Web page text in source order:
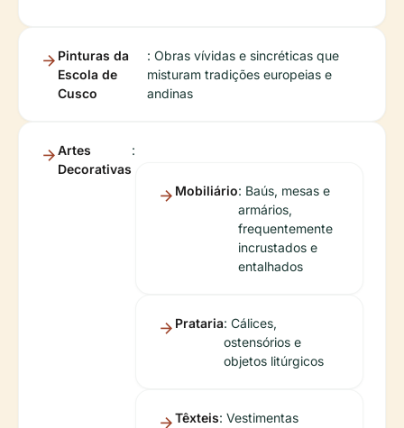
Pinturas da
Escola de
Cusco
: Obras vívidas e sincréticas que
misturam tradições europeias e
andinas
Artes
Decorativas
:
Mobiliário: Baús, mesas e
armários,
frequentemente
incrustados e
entalhados
Prataria: Cálices,
ostensórios e
objetos litúrgicos
Têxteis: Vestimentas